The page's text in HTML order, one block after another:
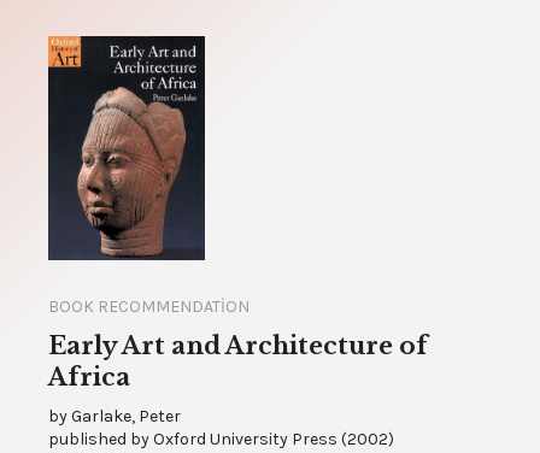
BOOK RECOMMENDATION
Early Art and Architecture of
Africa
byGarlake, Peter
published byOxford University Press (2002)